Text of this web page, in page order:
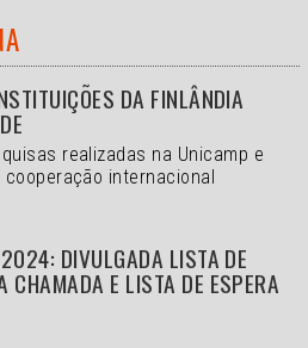
DA FINLÂNDIA
realizadas na Unicamp e
internacional
DIVULGADA LISTA DE
CHAMADA E LISTA DE ESPERA